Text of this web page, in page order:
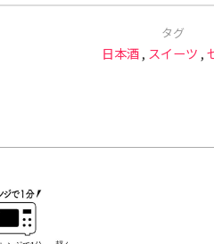
タグ
日本酒, スイーツ ,